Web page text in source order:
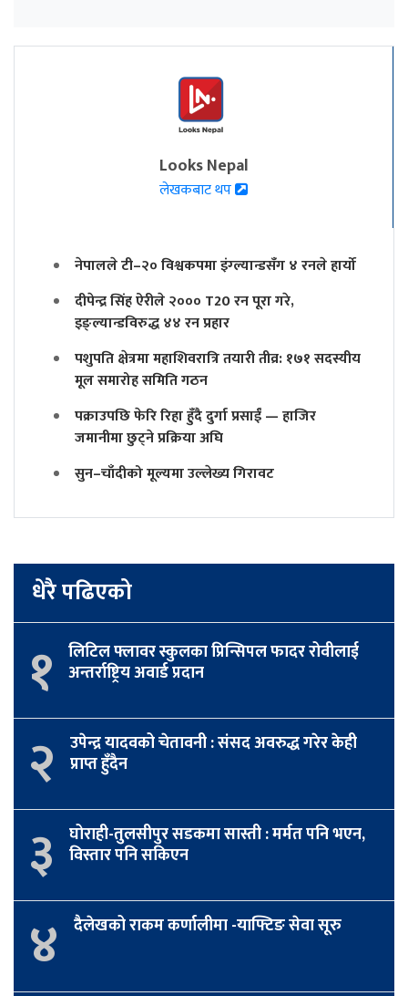
Looks Nepal
लेखकबाट थप
नेपालले टी–२० विश्वकपमा इंग्ल्यान्डसँग ४ रनले हार्यो
दीपेन्द्र सिंह ऐरीले २००० T20 रन पूरा गरे,
इङ्ल्यान्डविरुद्ध ४४ रन प्रहार
पशुपति क्षेत्रमा महाशिवरात्रि तयारी तीव्र: १७१ सदस्यीय
मूल समारोह समिति गठन
पक्राउपछि फेरि रिहा हुँदै दुर्गा प्रसाईं — हाजिर
जमानीमा छुट्ने प्रक्रिया अघि
सुन–चाँदीको मूल्यमा उल्लेख्य गिरावट
धेरै पढिएको
१ लिटिल फ्लावर स्कुलका प्रिन्सिपल फादर रोवीलाई
अन्तर्राष्ट्रिय अवार्ड प्रदान
२ उपेन्द्र यादवको चेतावनी : संसद अवरुद्ध गरेर केही
प्राप्त हुँदैन
३ घोराही-तुलसीपुर सडकमा सास्ती : मर्मत पनि भएन,
विस्तार पनि सकिएन
४ दैलेखको राकम कर्णालीमा -याफ्टिङ सेवा सूरु